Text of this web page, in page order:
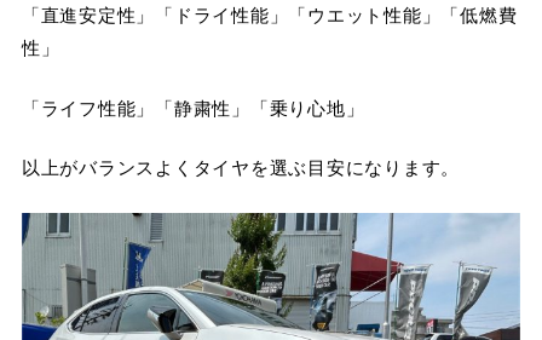
「直進安定性」「ドライ性能」「ウエット性能」「低燃費
性」
「ライフ性能」「静粛性」「乗り心地」
以上がバランスよくタイヤを選ぶ目安になります。